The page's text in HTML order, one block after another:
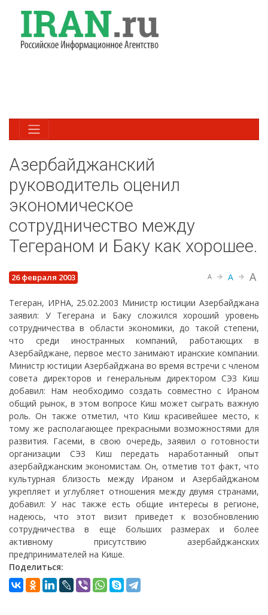
Азербайджанский
руководитель оценил
экономическое
сотрудничество между
Тегераном и Баку как хорошее.
26 февраля 2003 A A A
Тегеран, ИРНА, 25.02.2003 Министр юстиции Азербайджана
заявил: У Тегерана и Баку сложился хороший уровень
сотрудничества в области экономики, до такой степени,
что среди иностранных компаний, работающих в
Азербайджане, первое место занимают иранские компании.
Министр юстиции Азербайджана во время встречи с членом
совета директоров и генеральным директором СЭЗ Киш
добавил: Нам необходимо создать совместно с Ираном
общий рынок, в этом вопросе Киш может сыграть важную
роль. Он также отметил, что Киш красивейшее место, к
тому же располагающее прекрасными возможностями для
развития. Гасеми, в свою очередь, заявил о готовности
организации СЭЗ Киш передать наработанный опыт
азербайджанским экономистам. Он, отметив тот факт, что
культурная близость между Ираном и Азербайджаном
укрепляет и углубляет отношения между двумя странами,
добавил: У нас также есть общие интересы в регионе,
надеюсь, что этот визит приведет к возобновлению
сотрудничества в еще больших размерах и более
активному присутствию азербайджанских
предпринимателей на Кише.
Поделиться: